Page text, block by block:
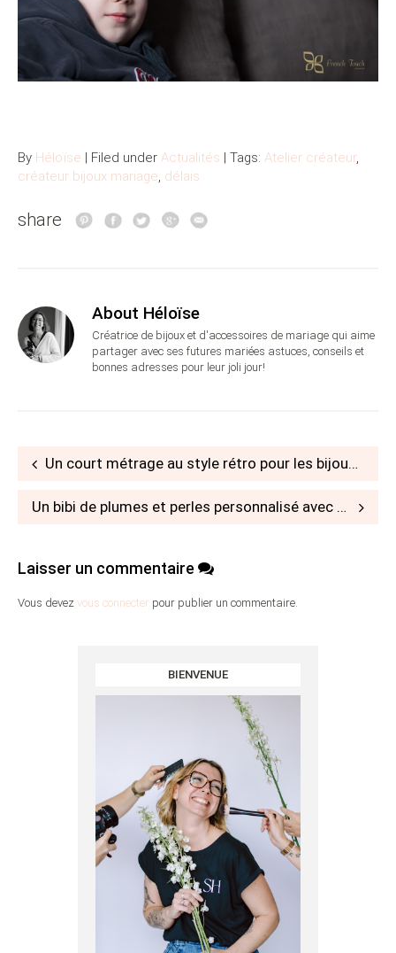
By Héloïse | Filed under Actualités | Tags: Atelier créateur,
créateur bijoux mariage, délais
share
About Héloïse
Créatrice de bijoux et d'accessoires de mariage qui aime
partager avec ses futures mariées astuces, conseils et
bonnes adresses pour leur joli jour!
PostUn court métrage au style rétro pour les bijoux de mariée So Hélo
Un bibi de plumes et perles personnalisé avec voilette
Laisser un commentaire
Vous devez vous connecter pour publier un commentaire.
BIENVENUE